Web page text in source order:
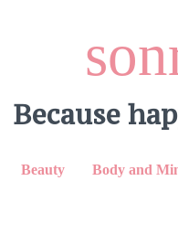
Because
Beauty Body and